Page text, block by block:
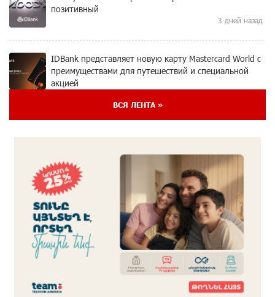
позитивный
3 дней назад
IDBank представляет новую карту Mastercard World с
преимуществами для путешествий и специальной
акцией
солнечной энергии
4 дней назад
Idram и IDBank - рядом со стартапами на Seaside
Startup Summit
6 дней назад
В мобильном приложении Юнибанка теперь можно
зарегистрироваться также с помощью imID
6 дней назад
ВСЯ ЛЕНТА »